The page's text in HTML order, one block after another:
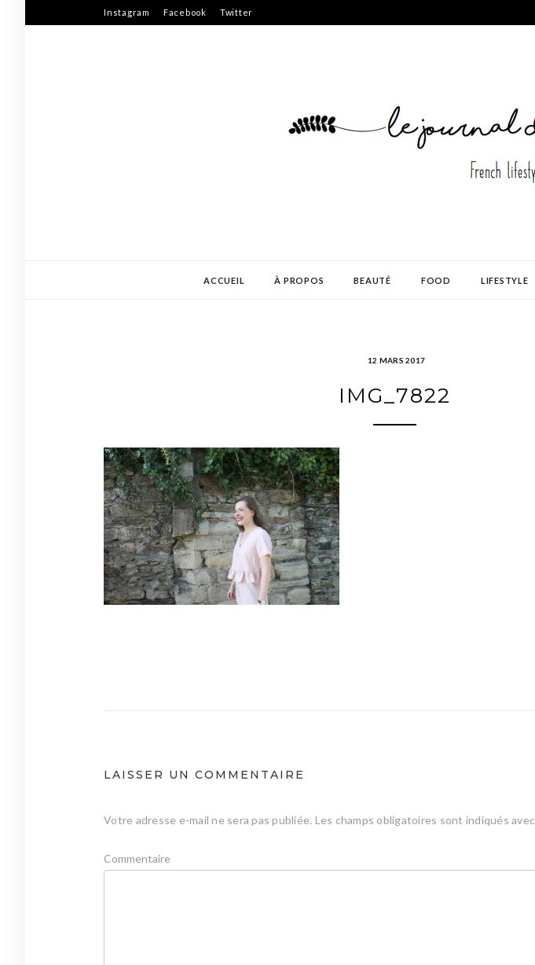
to
Instagram Facebook Twitter
ACCUEIL À PROPOS BEAUTÉ FOOD LIFESTYLE
12 MARS 2017
IMG_7822
LAISSER UN COMMENTAIRE
Votre adresse e-mail ne sera pas publiée. Les champs obligatoires sont indiqués avec
Commentaire